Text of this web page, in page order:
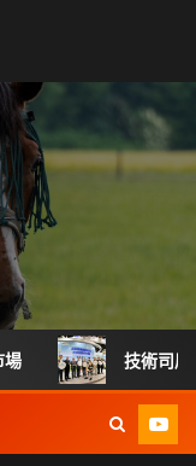
技術司展30項高